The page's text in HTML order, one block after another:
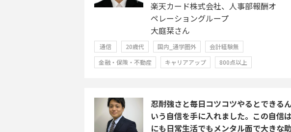
楽天カード株式会社、人事部報酬オ
ペレーショングループ
大庭栞さん
通信 20歳代 国内_通学圏外
会計経験無
金融・保険・不動産
キャリアアップ 800点以上
忍耐強さと毎日コツコツやるとできる
いう自信を手に入れました。この自信
にも日常生活でもメンタル面で大きな